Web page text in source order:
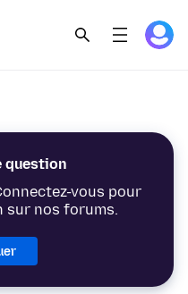
question
vous pour
sur nos forums.